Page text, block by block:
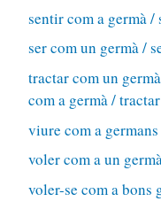
sentir com a germà /
ser com un germà /
tractar com un
com a germà /
viure com a germans
voler com a un
voler-se com a bons